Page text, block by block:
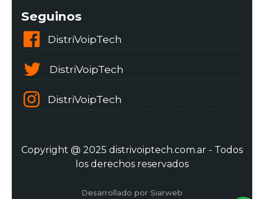
Seguinos
DistriVoipTech
DistriVoipTech
DistriVoipTech
Copyright @ 2025 distrivoiptech.com.ar - Todos
los derechos reservados
Desarrollado por Siarweb